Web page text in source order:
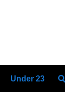
Under 23